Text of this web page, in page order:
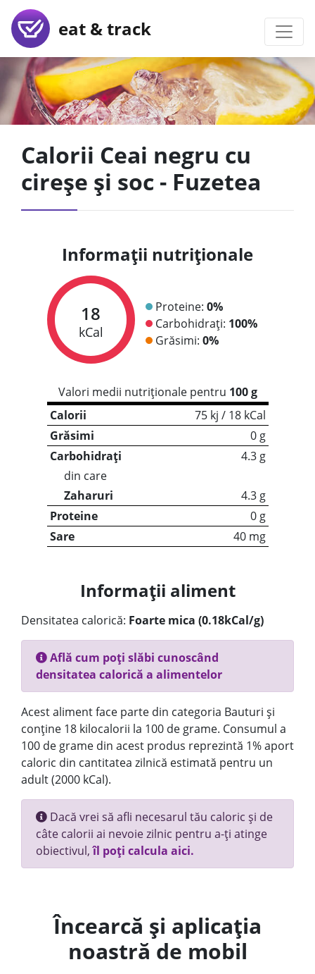
eat & track
Calorii Ceai negru cu
cireșe și soc - Fuzetea
Informații nutriționale
18
kCal
Proteine: 0%
Carbohidrați: 100%
Grăsimi: 0%
Valori medii nutriționale pentru 100 g
Calorii
75 kj / 18 kCal
Grăsimi
0 g
Carbohidrați
4.3 g
din care
Zaharuri
4.3 g
Proteine
0 g
Sare
40 mg
Informații aliment
Densitatea calorică: Foarte mica (0.18kCal/g)
Află cum poți slăbi cunoscând
densitatea calorică a alimentelor
Acest aliment face parte din categoria Bauturi și
conține 18 kilocalorii la 100 de grame. Consumul a
100 de grame din acest produs reprezintă 1% aport
caloric din cantitatea zilnică estimată pentru un
adult (2000 kCal).
Dacă vrei să afli necesarul tău caloric și de
câte calorii ai nevoie zilnic pentru a-ți atinge
obiectivul,îl poți calcula aici.
Încearcă și aplicația
noastră de mobil